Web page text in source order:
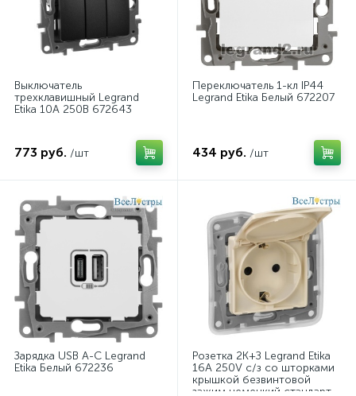
Выключатель
трехклавишный Legrand
Etika 10А 250В 672643
773 руб. /шт
Переключатель 1-кл IP44
Legrand Etika Белый 672207
434 руб. /шт
Зарядка USB A-C Legrand
Etika Белый 672236
Розетка 2К+З Legrand Etika
16A 250V с/з со шторками
крышкой безвинтовой
зажим немецкий стандарт